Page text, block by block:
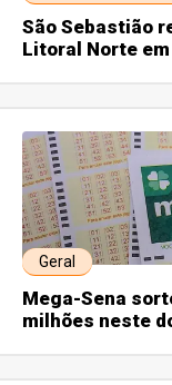
São Sebastião
Litoral Norte
Geral
Mega-Sena
milhões neste